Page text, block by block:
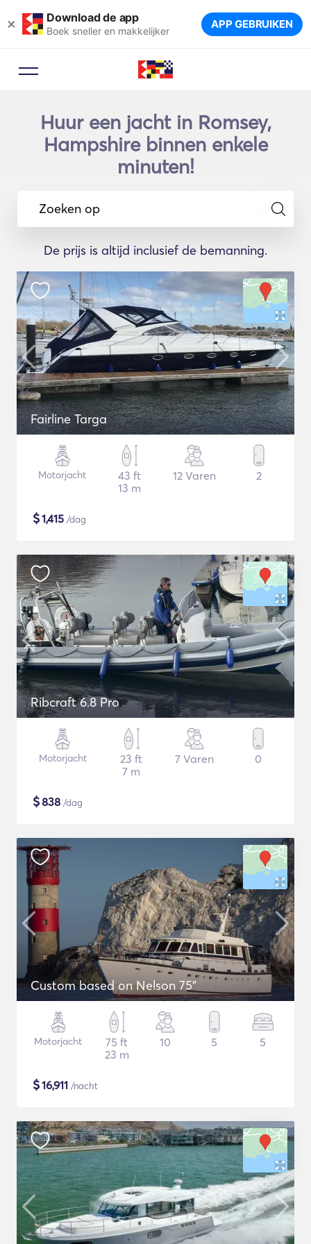
× Download de app
Boek sneller en makkelijker APP GEBRUIKEN
Huur een jacht in Romsey,
Hampshire binnen enkele
minuten!
Zoeken op
De prijs is altijd inclusief de bemanning.
Fairline Targa
Motorjacht
43 ft
13 m
12 Varen 2
$1,415 /dag
Ribcraft 6.8 Pro
Motorjacht
23 ft
7 m
7 Varen 0
$838 /dag
Custom based on Nelson 75"
Motorjacht
75 ft
23 m
10 5 5
$16,911 /nacht